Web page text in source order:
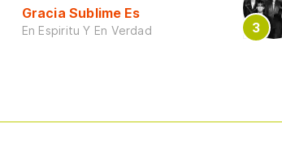
Gracia Sublime Es
En Espiritu Y En Verdad